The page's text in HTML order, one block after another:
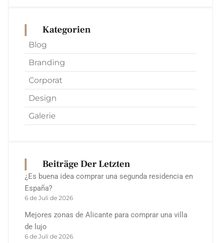
Kategorien
Blog
Branding
Corporat
Design
Galerie
Beiträge Der Letzten
¿Es buena idea comprar una segunda residencia en
España?
6 de Juli de 2026
Mejores zonas de Alicante para comprar una villa
de lujo
6 de Juli de 2026